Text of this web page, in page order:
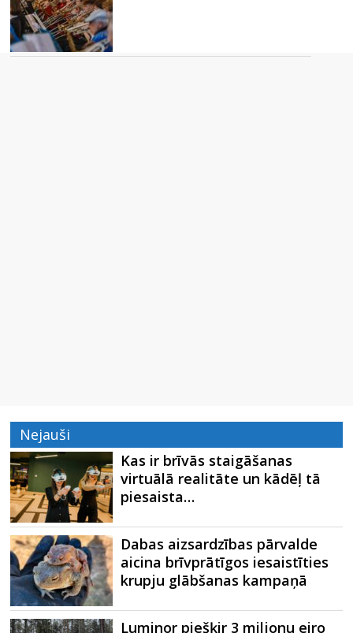
Nejauši
Kas ir brīvās staigāšanas
virtuālā realitāte un kādēļ tā
piesaista…
Dabas aizsardzības pārvalde
aicina brīvprātīgos iesaistīties
krupju glābšanas kampaņā
Luminor piešķir 3 miljonu eiro